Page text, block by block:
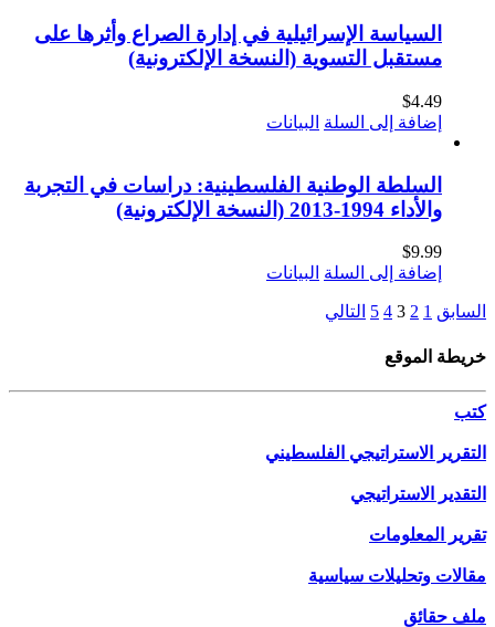
السياسة الإسرائيلية في إدارة الصراع وأثرها على
مستقبل التسوية (النسخة الإلكترونية)
$4.49
إضافة إلى السلة البيانات
السلطة الوطنية الفلسطينية: دراسات في التجربة
والأداء 1994-2013 (النسخة الإلكترونية)
$9.99
إضافة إلى السلة البيانات
السابق 1
2
3
4
5 التالي
خريطة الموقع
كتب
التقرير الاستراتيجي الفلسطيني
التقدير الاستراتيجي
تقرير المعلومات
مقالات وتحليلات سياسية
ملف حقائق